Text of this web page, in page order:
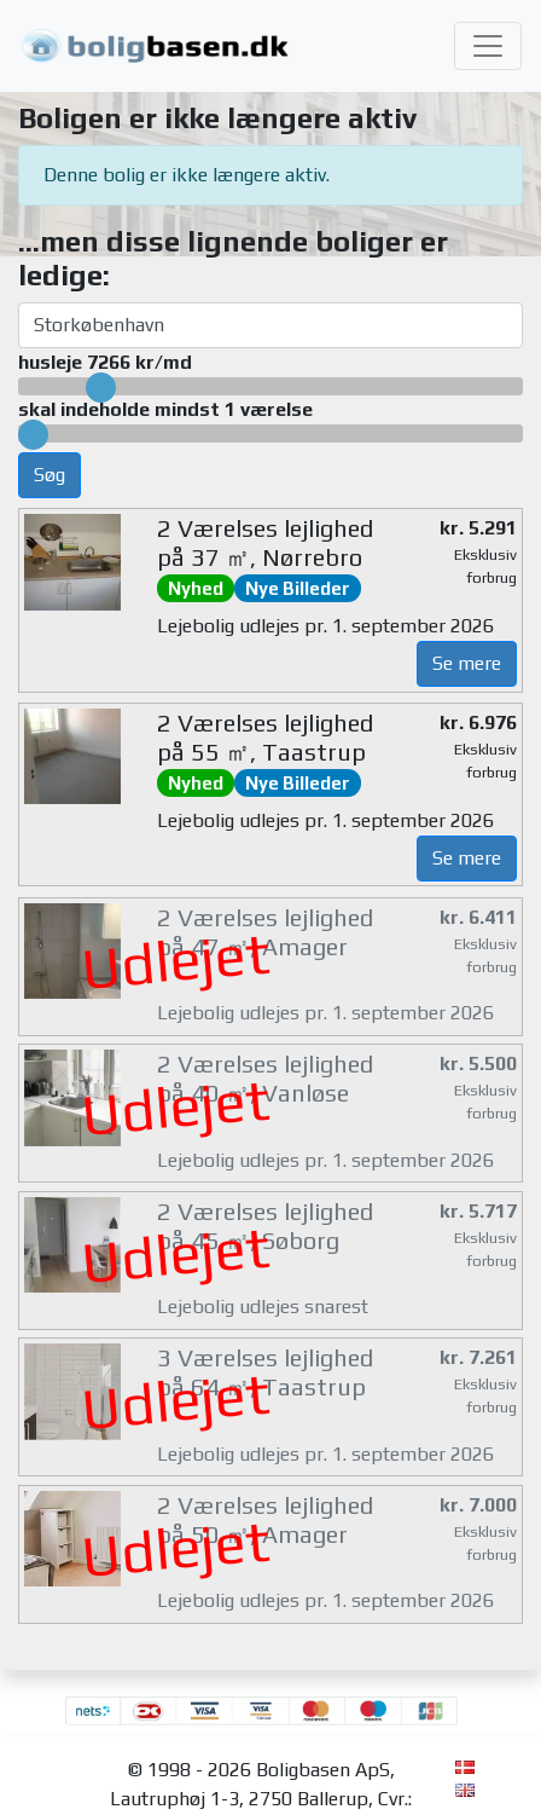
Boligen er ikke længere aktiv
Denne bolig er ikke længere aktiv.
...men disse lignende boliger er
ledige:
husleje 7266 kr/md
skal indeholde mindst 1 værelse
Søg
2 Værelses lejlighed
på 37 ㎡, Nørrebro
Nyhed Nye Billeder
kr. 5.291
Eksklusiv
forbrug
Lejebolig udlejes pr. 1. september 2026
Se mere
2 Værelses lejlighed
på 55 ㎡, Taastrup
Nyhed Nye Billeder
kr. 6.976
Eksklusiv
forbrug
Lejebolig udlejes pr. 1. september 2026
Se mere
Udlejet
2 Værelses lejlighed
på 47 ㎡, Amager
kr. 6.411
Eksklusiv
forbrug
Lejebolig udlejes pr. 1. september 2026
Udlejet
2 Værelses lejlighed
på 40 ㎡, Vanløse
kr. 5.500
Eksklusiv
forbrug
Lejebolig udlejes pr. 1. september 2026
Udlejet
2 Værelses lejlighed
på 45 ㎡, Søborg
kr. 5.717
Eksklusiv
forbrug
Lejebolig udlejes snarest
Udlejet
3 Værelses lejlighed
på 64 ㎡, Taastrup
kr. 7.261
Eksklusiv
forbrug
Lejebolig udlejes pr. 1. september 2026
Udlejet
2 Værelses lejlighed
på 50 ㎡, Amager
kr. 7.000
Eksklusiv
forbrug
Lejebolig udlejes pr. 1. september 2026
© 1998 - 2026 Boligbasen ApS,
Lautruphøj 1-3, 2750 Ballerup, Cvr.: